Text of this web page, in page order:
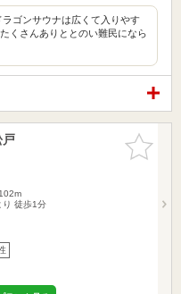
ゴンサウナは広くて入りやす
くさんありととのい難民になら
お気に入
りに追加
り 徒歩1分